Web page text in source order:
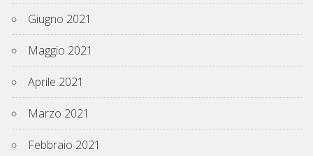
Giugno 2021
Maggio 2021
Aprile 2021
Marzo 2021
Febbraio 2021